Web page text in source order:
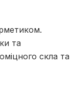
та
скла та